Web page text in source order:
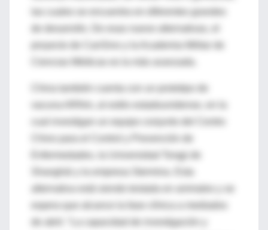
cual investigan un equipo conjunto del Centro
Enfermedades, la Universidad Tongji de
Shanghái y la empresa Stermina. Esta
de abril. “La capacidad de investigación y